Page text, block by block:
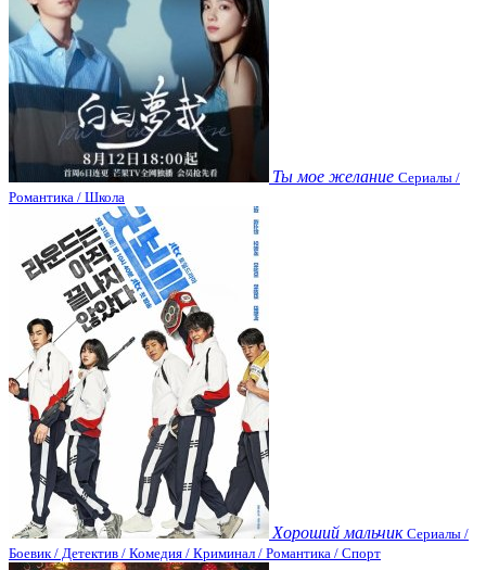
Ты мое желание Сериалы /
Романтика / Школа
Хороший мальчик Сериалы /
Боевик / Детектив / Комедия / Криминал / Романтика / Спорт